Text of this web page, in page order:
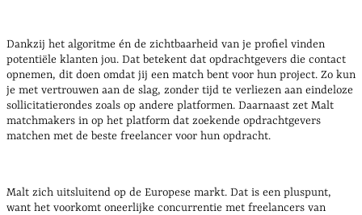
Dankzij het algoritme én de zichtbaarheid van je profiel vinden
potentiële klanten jou. Dat betekent dat opdrachtgevers die contact
opnemen, dit doen omdat jij een match bent voor hun project. Zo kun
je met vertrouwen aan de slag, zonder tijd te verliezen aan eindeloze
sollicitatierondes zoals op andere platformen. Daarnaast zet Malt
matchmakers in op het platform dat zoekende opdrachtgevers
matchen met de beste freelancer voor hun opdracht.
Malt zich uitsluitend op de Europese markt. Dat is een pluspunt,
want het voorkomt oneerlijke concurrentie met freelancers van